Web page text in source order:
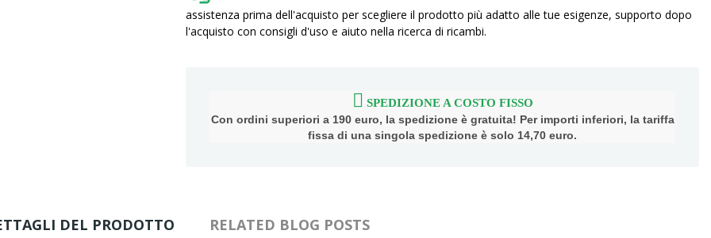
assistenza prima dell'acquisto per scegliere il prodotto più adatto alle tue esigenze, supporto dopo
l'acquisto con consigli d'uso e aiuto nella ricerca di ricambi.
SPEDIZIONE A COSTO FISSO
Con ordini superiori a 190 euro, la spedizione è gratuita! Per importi inferiori, la tariffa
fissa di una singola spedizione è solo 14,70 euro.
DEL PRODOTTO RELATED BLOG POSTS